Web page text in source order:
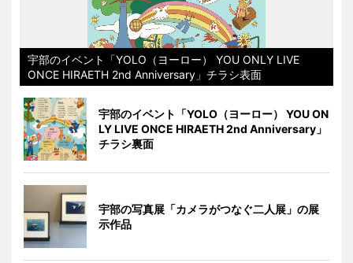
宇部のイベント「YOLO（ヨーロー） YOU ONLY LIVE
ONCE HIRAETH 2nd Anniversary」チラシ表面
宇部のイベント「YOLO（ヨーロー） YOU ON
LY LIVE ONCE HIRAETH 2nd Anniversary」
チラシ裏面
宇部の写真展「カメラがつなぐ二人展」の展
示作品